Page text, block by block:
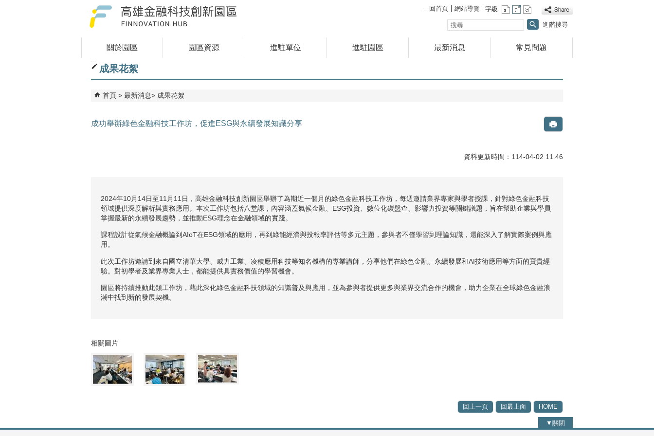
::: 回首頁 網站導覽
字級:
搜
尋
進階搜尋
關於園區 園區資源 進駐單位 進駐園區 最新消息 常見問題
:::
成果花絮
首頁 最新消息 成果花絮
成功舉辦綠色金融科技工作坊，促進ESG與永續發展知識分享
資料更新時間：114-04-02 11:46
2024年10月14日至11月11日，高雄金融科技創新園區舉辦了為期近一個月的綠色金融科技工作坊，每週邀請業界專家與學者授課，針對綠色金融科技
領域提供深度解析與實務應用。本次工作坊包括八堂課，內容涵蓋氣候金融、ESG投資、數位化碳盤查、影響力投資等關鍵議題，旨在幫助企業與學員
掌握最新的永續發展趨勢，並推動ESG理念在金融領域的實踐。
課程設計從氣候金融概論到AIoT在ESG領域的應用，再到綠能經濟與投報率評估等多元主題，參與者不僅學習到理論知識，還能深入了解實際案例與應
用。
此次工作坊邀請到來自國立清華大學、威力工業、凌積應用科技等知名機構的專業講師，分享他們在綠色金融、永續發展和AI技術應用等方面的寶貴經
驗。對初學者及業界專業人士，都能提供具實務價值的學習機會。
園區將持續推動此類工作坊，藉此深化綠色金融科技領域的知識普及與應用，並為參與者提供更多與業界交流合作的機會，助力企業在全球綠色金融浪
潮中找到新的發展契機。
相關圖片
回上一頁 回最上面 HOME
▼關閉